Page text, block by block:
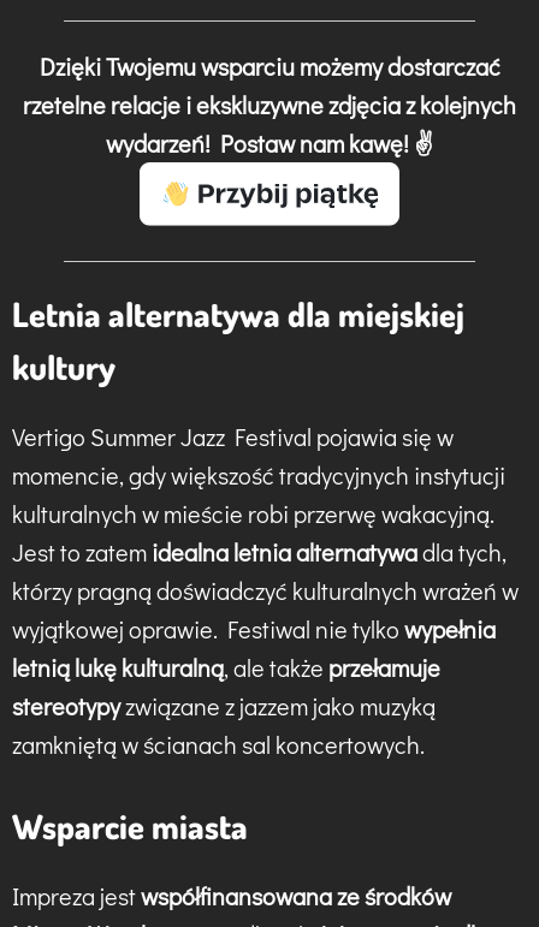
Dzięki Twojemu wsparciu możemy dostarczać
rzetelne relacje i ekskluzywne zdjęcia z kolejnych
wydarzeń! Postaw nam kawę! ✌️
Letnia alternatywa dla miejskiej
kultury
Vertigo Summer Jazz Festival pojawia się w
momencie, gdy większość tradycyjnych instytucji
kulturalnych w mieście robi przerwę wakacyjną.
Jest to zatemidealna letnia alternatywadla tych,
którzy pragną doświadczyć kulturalnych wrażeń w
wyjątkowej oprawie. Festiwal nie tylkowypełnia
letnią lukę kulturalną, ale także przełamuje
stereotypyzwiązane z jazzem jako muzyką
zamkniętą w ścianach sal koncertowych.
Wsparcie miasta
Impreza jestwspółfinansowana ze środków